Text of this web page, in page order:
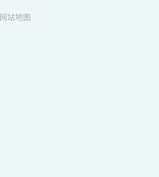
网站地图